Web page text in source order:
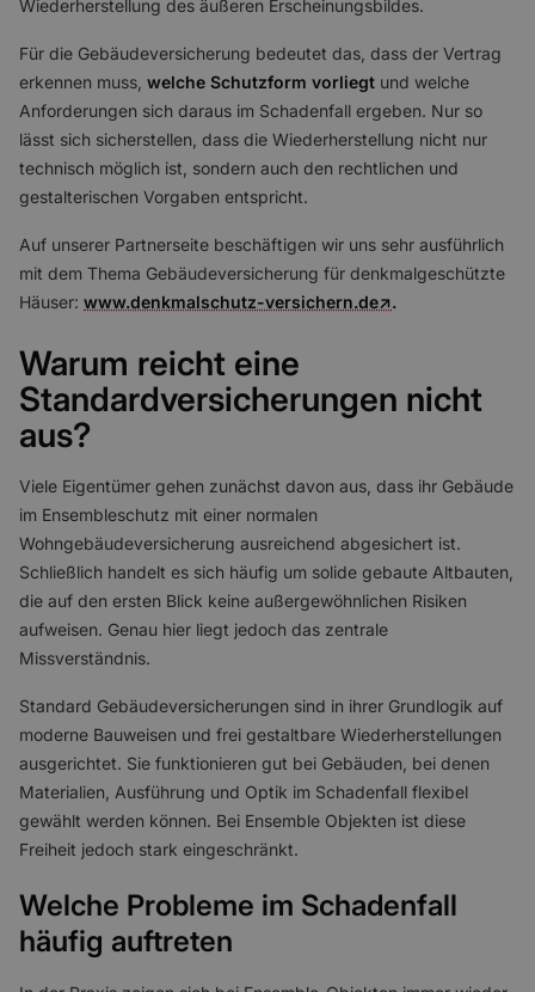
Wiederherstellung des äußeren Erscheinungsbildes.
Für die Gebäudeversicherung bedeutet das, dass der Vertrag
erkennen muss, welche Schutzform vorliegt und welche
Anforderungen sich daraus im Schadenfall ergeben. Nur so
lässt sich sicherstellen, dass die Wiederherstellung nicht nur
technisch möglich ist, sondern auch den rechtlichen und
gestalterischen Vorgaben entspricht.
Auf unserer Partnerseite beschäftigen wir uns sehr ausführlich
mit dem Thema Gebäudeversicherung für denkmalgeschützte
Häuser: www.denkmalschutz-versichern.de↗.
Warum reicht eine
Standardversicherungen nicht
aus?
Viele Eigentümer gehen zunächst davon aus, dass ihr Gebäude
im Ensembleschutz mit einer normalen
Wohngebäudeversicherung ausreichend abgesichert ist.
Schließlich handelt es sich häufig um solide gebaute Altbauten,
die auf den ersten Blick keine außergewöhnlichen Risiken
aufweisen. Genau hier liegt jedoch das zentrale
Missverständnis.
Standard Gebäudeversicherungen sind in ihrer Grundlogik auf
moderne Bauweisen und frei gestaltbare Wiederherstellungen
ausgerichtet. Sie funktionieren gut bei Gebäuden, bei denen
Materialien, Ausführung und Optik im Schadenfall flexibel
gewählt werden können. Bei Ensemble Objekten ist diese
Freiheit jedoch stark eingeschränkt.
Welche Probleme im Schadenfall
häufig auftreten